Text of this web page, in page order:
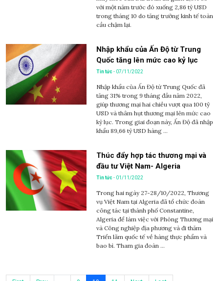
với một năm trước đó xuống 2,86 tỷ USD
trong tháng 10 do tăng trưởng kinh tế toàn
cầu chậm lại.
Nhập khẩu của Ấn Độ từ Trung
Quốc tăng lên mức cao kỷ lục
Tin tức- 07/11/2022
Nhập khẩu của Ấn Độ từ Trung Quốc đã
tăng 31% trong 9 tháng đầu năm 2022,
giúp thương mại hai chiều vượt qua 100 tỷ
USD và thâm hụt thương mại lên mức cao
kỷ lục. Trong giai đoạn này, Ấn Độ đã nhập
khẩu 89,66 tỷ USD hàng ...
Thúc đẩy hợp tác thương mại và
đầu tư Việt Nam- Algeria
Tin tức- 01/11/2022
Trong hai ngày 27-28/10/2022, Thương
vụ Việt Nam tại Algeria đã tổ chức đoàn
công tác tại thành phố Constantine,
Algeria để làm việc với Phòng Thương mại
và Công nghiệp địa phương và đi thăm
Triển lãm quốc tế về hàng thực phẩm và
bao bì. Tham gia đoàn ...